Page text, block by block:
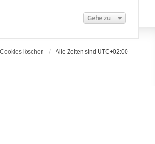
t
r
Gehe zu
löschen Alle Zeiten sind UTC+02:00